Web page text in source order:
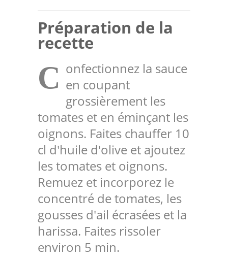
Préparation de la
recette
C onfectionnez la sauce
en coupant
grossièrement les
tomates et en éminçant les
oignons. Faites chauffer 10
cl d'huile d'olive et ajoutez
les tomates et oignons.
Remuez et incorporez le
concentré de tomates, les
gousses d'ail écrasées et la
harissa. Faites rissoler
environ 5 min.